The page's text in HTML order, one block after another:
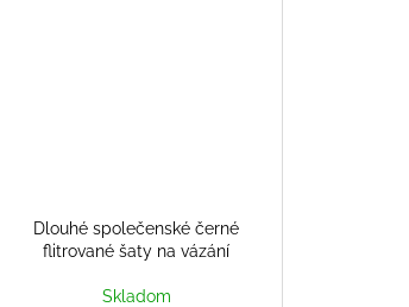
Dlouhé společenské černé
flitrované šaty na vázání
Skladom